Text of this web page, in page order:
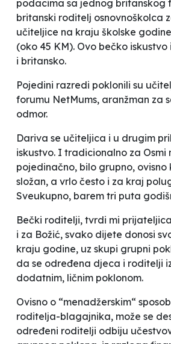
podacima sa jednog britanskog
britanski roditelj osnovnoškolca
učiteljice na kraju školske
(oko 45 KM). Ovo bečko
i britansko.
Pojedini razredi poklonili su
forumu NetMums, aranžman za
odmor.
Dariva se učiteljica i u drugim
iskustvo. I tradicionalno za Osmi
pojedinačno, bilo grupno,
složan, a vrlo često i za kraj
Sveukupno, barem tri puta
Bečki roditelji, tvrdi mi
i za Božić, svako dijete donosi
kraju godine, uz skupi grupni
da se određena djeca i roditelji
dodatnim, ličnim poklonom.
Ovisno o “menadžerskim“
roditelja-blagajnika, može se
određeni roditelji odbiju